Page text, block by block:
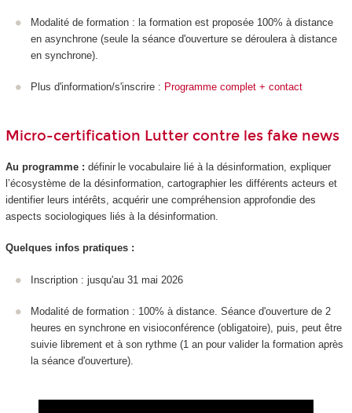
Modalité de formation : la formation est proposée 100% à distance
en asynchrone (seule la séance d'ouverture se déroulera à distance
en synchrone).
Plus d'information/s'inscrire : Programme complet + contact
Micro-certification Lutter contre les fake news
Au programme : définir le vocabulaire lié à la désinformation, expliquer
l’écosystème de la désinformation, cartographier les différents acteurs et
identifier leurs intérêts, acquérir une compréhension approfondie des
aspects sociologiques liés à la désinformation.
Quelques infos pratiques :
Inscription : jusqu'au 31 mai 2026
Modalité de formation : 100% à distance. Séance d'ouverture de 2
heures en synchrone en visioconférence (obligatoire), puis, peut être
suivie librement et à son rythme (1 an pour valider la formation après
la séance d'ouverture).